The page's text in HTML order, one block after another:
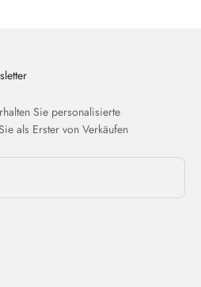
Sie personalisierte
als Erster von Verkäufen